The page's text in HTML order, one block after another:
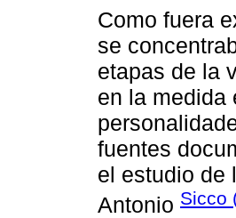
Como fuera
se
etapas de la
en la medida
fuentes
el estudio de
Antonio Sicco